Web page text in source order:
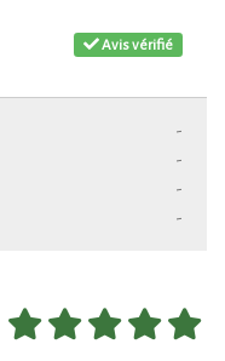
Avis vérifié
-
-
-
-